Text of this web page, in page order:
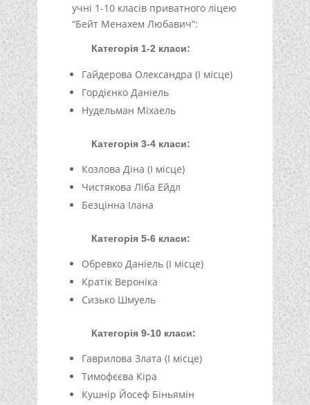
учні 1-10 класів приватного ліцею
“Бейт Менахем Любавич”:
Категорія 1-2 класи:
Гайдерова Олександра (I місце)
Гордієнко Даніель
Нудельман Міхаель
Категорія 3-4 класи:
Козлова Діна (I місце)
Чистякова Ліба Ейдл
Безцінна Ілана
Категорія 5-6 класи:
Обревко Даніель (I місце)
Кратік Вероніка
Сизько Шмуель
Категорія 9-10 класи:
Гаврилова Злата (I місце)
Тимофєєва Кіра
Кушнір Йосеф Біньямін